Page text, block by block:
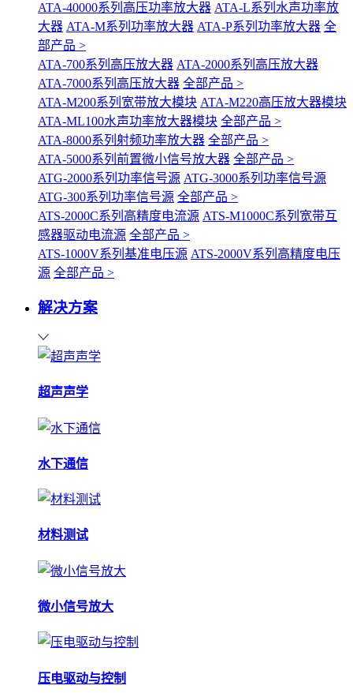
ATA-40000系列高压功率放大器 ATA-L系列水声功率放
大器 ATA-M系列功率放大器 ATA-P系列功率放大器 全
部产品 >
ATA-700系列高压放大器 ATA-2000系列高压放大器
ATA-7000系列高压放大器 全部产品 >
ATA-M200系列宽带放大模块 ATA-M220高压放大器模块
ATA-ML100水声功率放大器模块 全部产品 >
ATA-8000系列射频功率放大器 全部产品 >
ATA-5000系列前置微小信号放大器 全部产品 >
ATG-2000系列功率信号源 ATG-3000系列功率信号源
ATG-300系列功率信号源 全部产品 >
ATS-2000C系列高精度电流源 ATS-M1000C系列宽带互
感器驱动电流源 全部产品 >
ATS-1000V系列基准电压源 ATS-2000V系列高精度电压
源 全部产品 >
解决方案
超声声学
水下通信
材料测试
微小信号放大
压电驱动与控制